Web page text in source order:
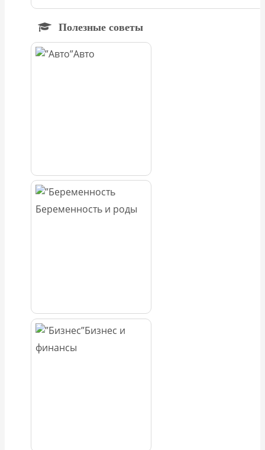
Полезные советы
Авто
Беременность и роды
Бизнес и
финансы